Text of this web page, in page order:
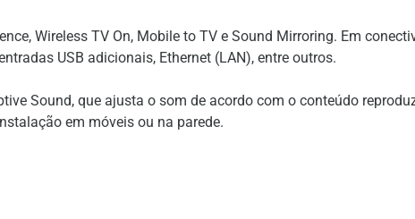
Wireless TV On, Mobile to TV e Sound Mirroring. Em
USB adicionais, Ethernet (LAN), entre outros.
Sound, que ajusta o som de acordo com o conteúdo
em móveis ou na parede.